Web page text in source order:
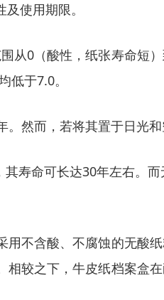
使用期限。
0（酸性，纸张寿命短
于7.0。
然而，若将其置于日光和
寿命可长达30年左右。
不含酸、不腐蚀的无酸
较之下，牛皮纸档案盒